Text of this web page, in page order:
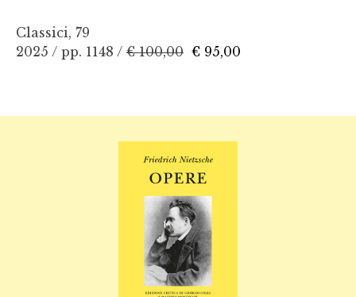
Classici, 79
2025 / pp. 1148 / € 100,00 € 95,00